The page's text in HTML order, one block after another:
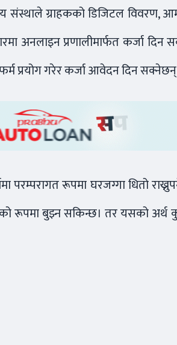
ग्राहकको डिजिटल विवरण,
अनलाइन प्रणालीमार्फत कर्जा दिन
प्रयोग गरेर कर्जा आवेदन दिन
परम्परागत रूपमा घरजग्गा धितो
को रूपमा बुझ्न सकिन्छ। तर यसको